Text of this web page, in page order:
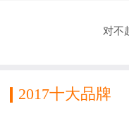
对不
2017十大品牌